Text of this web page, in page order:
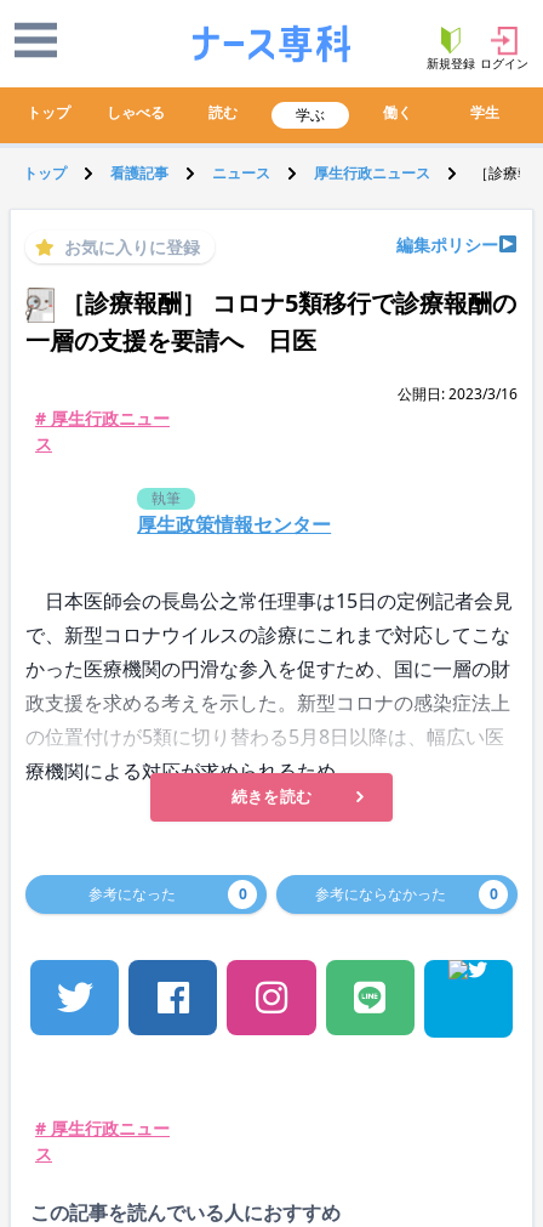
新規登録 ログイン
トップ しゃべる 読む 学ぶ 働く 学生
トップ 看護記事 ニュース 厚生行政ニュース ［診療
お気に入りに登録 編集ポリシー
［診療報酬］ コロナ5類移行で診療報酬の
一層の支援を要請へ 日医
公開日: 2023/3/16
# 厚生行政ニュー
ス
執筆
厚生政策情報センター
日本医師会の長島公之常任理事は15日の定例記者会見
で、新型コロナウイルスの診療にこれまで対応してこな
かった医療機関の円滑な参入を促すため、国に一層の財
政支援を求める考えを示した。新型コロナの感染症法上
の位置付けが5類に切り替わる5月8日以降は、幅広い医
療機関による対応が求められるため。
続きを読む
参考になった 0 参考にならなかった 0
# 厚生行政ニュー
ス
この記事を読んでいる人におすすめ